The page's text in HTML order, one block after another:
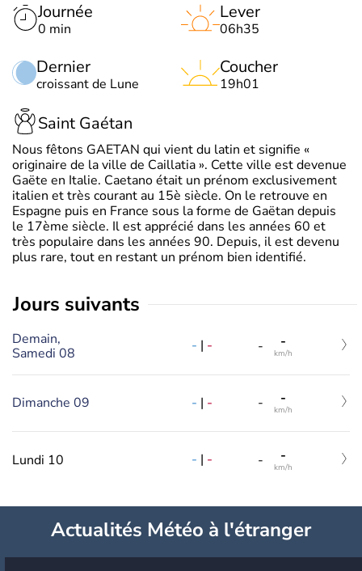
Journée
0 min
Dernier
croissant de Lune
Lever
06h35
Coucher
19h01
Saint Gaétan
Nous fêtons GAETAN qui vient du latin et signifie «
originaire de la ville de Caillatia ». Cette ville est devenue
Gaëte en Italie. Caetano était un prénom exclusivement
italien et très courant au 15è siècle. On le retrouve en
Espagne puis en France sous la forme de Gaëtan depuis
le 17ème siècle. Il est apprécié dans les années 60 et
très populaire dans les années 90. Depuis, il est devenu
plus rare, tout en restant un prénom bien identifié.
jours suivants
Demain,
Samedi 08
- | - - -
km/h
Dimanche 09 - | - - -
km/h
Lundi 10 - | - - -
km/h
Actualités Météo à l'étranger